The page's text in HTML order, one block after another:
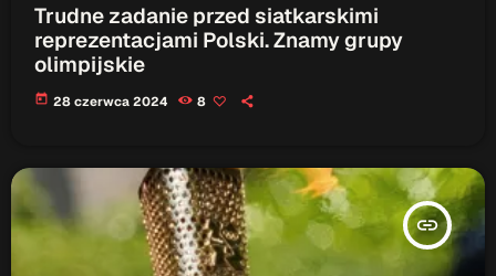
Trudne zadanie przed siatkarskimi
reprezentacjami Polski. Znamy grupy
olimpijskie
today 28 czerwca 2024 8
insert_link